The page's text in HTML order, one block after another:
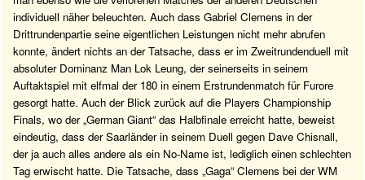
individuell näher beleuchten. Auch dass Gabriel Clemens in der
Drittrundenpartie seine eigentlichen Leistungen nicht mehr abrufen
konnte, ändert nichts an der Tatsache, dass er im Zweitrundenduell mit
absoluter Dominanz Man Lok Leung, der seinerseits in seinem
Auftaktspiel mit elfmal der 180 in einem Erstrundenmatch für Furore
gesorgt hatte. Auch der Blick zurück auf die Players Championship
Finals, wo der „German Giant“ das Halbfinale erreicht hatte, beweist
eindeutig, dass der Saarländer in seinem Duell gegen Dave Chisnall,
der ja auch alles andere als ein No-Name ist, lediglich einen schlechten
Tag erwischt hatte. Die Tatsache, dass „Gaga“ Clemens bei der WM